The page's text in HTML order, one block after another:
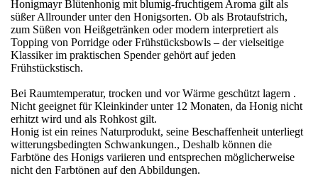
Honigmayr Blütenhonig mit blumig-fruchtigem Aroma gilt als
süßer Allrounder unter den Honigsorten. Ob als Brotaufstrich,
zum Süßen von Heißgetränken oder modern interpretiert als
Topping von Porridge oder Frühstücksbowls – der vielseitige
Klassiker im praktischen Spender gehört auf jeden
Frühstückstisch.
Bei Raumtemperatur, trocken und vor Wärme geschützt lagern .
Nicht geeignet für Kleinkinder unter 12 Monaten, da Honig nicht
erhitzt wird und als Rohkost gilt.
Honig ist ein reines Naturprodukt, seine Beschaffenheit unterliegt
witterungsbedingten Schwankungen., Deshalb können die
Farbtöne des Honigs variieren und entsprechen möglicherweise
nicht den Farbtönen auf den Abbildungen.